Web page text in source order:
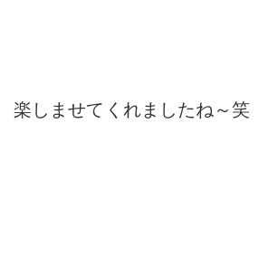
楽しませてくれましたね～笑